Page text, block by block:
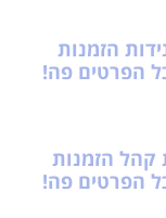
הזמנות
כל הפרטים פה!
קהל הזמנות
כל הפרטים פה!